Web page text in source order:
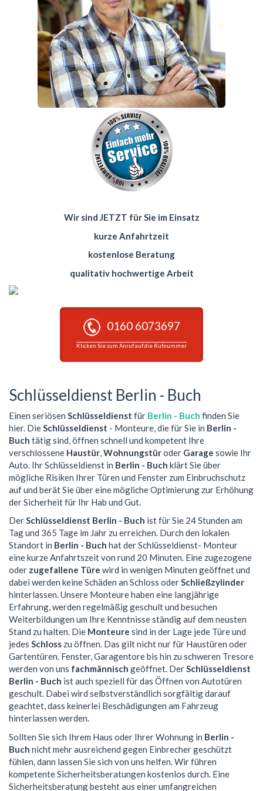
Wir sind JETZT für Sie im Einsatz
kurze Anfahrtzeit
kostenlose Beratung
qualitativ hochwertige Arbeit
0160 6073697
Klicken Sie zum Anruf auf die Rufnummer
Schlüsseldienst Berlin - Buch
Einen seriösen Schlüsseldienst für Berlin - Buch finden Sie
hier. DieSchlüsseldienst - Monteure, die für Sie in Berlin -
Buch tätig sind, öffnen schnell und kompetent Ihre
verschlossene Haustür,Wohnungstüroder Garage sowie Ihr
Auto. Ihr Schlüsseldienst in Berlin - Buch klärt Sie über
mögliche Risiken Ihrer Türen und Fenster zum Einbruchschutz
auf und berät Sie über eine mögliche Optimierung zur Erhöhung
der Sicherheit für Ihr Hab und Gut.
DerSchlüsseldienst Berlin - Buch ist für Sie 24 Stunden am
Tag und 365 Tage im Jahr zu erreichen. Durch den lokalen
Standort in Berlin - Buch hat der Schlüsseldienst- Monteur
eine kurze Anfahrtszeit von rund 20 Minuten. Eine zugezogene
oder zugefallene Türe wird in wenigen Minuten geöffnet und
dabei werden keine Schäden an Schloss oderSchließzylinder
hinterlassen. Unsere Monteure haben eine langjährige
Erfahrung, werden regelmäßig geschult und besuchen
Weiterbildungen um Ihre Kenntnisse ständig auf dem neusten
Stand zu halten. Die Monteure sind in der Lage jede Türe und
jedes Schloss zu öffnen. Das gilt nicht nur für Haustüren oder
Gartentüren. Fenster, Garagentore bis hin zu schweren Tresore
werden von uns fachmännisch geöffnet. DerSchlüsseldienst
Berlin - Buch ist auch speziell für das Öffnen von Autotüren
geschult. Dabei wird selbstverständlich sorgfältig darauf
geachtet, dass keinerlei Beschädigungen am Fahrzeug
hinterlassen werden.
Sollten Sie sich Ihrem Haus oder Ihrer Wohnung in Berlin -
Buch nicht mehr ausreichend gegen Einbrecher geschützt
fühlen, dann lassen Sie sich von uns helfen. Wir führen
kompetente Sicherheitsberatungen kostenlos durch. Eine
Sicherheitsberatung besteht aus einer umfangreichen